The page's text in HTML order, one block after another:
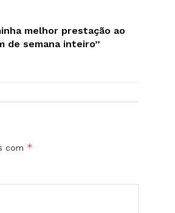
melhor prestação ao
de semana inteiro”
com *